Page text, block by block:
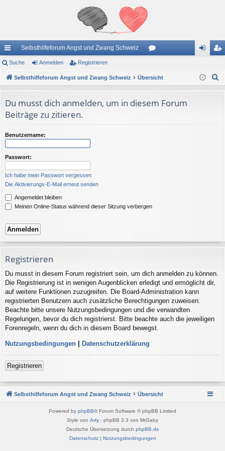
ch
ne
ug
Selbsthilfeforum Angst und Zwang Schweiz
en m ist
Suche Anmelden Registrieren
Selbsthilfeforum Angst und Zwang Schweiz Übersicht
Du musst dich anmelden, um in diesem Forum
Beiträge zu zitieren.
Benutzername:
Passwort:
Ich habe mein Passwort vergessen
Die Aktivierungs-E-Mail erneut senden
Angemeldet bleiben
Meinen Online-Status während dieser Sitzung verbergen
Registrieren
Du musst in diesem Forum registriert sein, um dich anmelden zu können.
Die Registrierung ist in wenigen Augenblicken erledigt und ermöglicht dir,
auf weitere Funktionen zuzugreifen. Die Board-Administration kann
registrierten Benutzern auch zusätzliche Berechtigungen zuweisen.
Beachte bitte unsere Nutzungsbedingungen und die verwandten
Regelungen, bevor du dich registrierst. Bitte beachte auch die jeweiligen
Forenregeln, wenn du dich in diesem Board bewegst.
Nutzungsbedingungen | Datenschutzerklärung
Registrieren
Selbsthilfeforum Angst und Zwang Schweiz Übersicht
Powered by phpBB® Forum Software © phpBB Limited
Style von Arty - phpBB 3.3 von MrGaby
Deutsche Übersetzung durch phpBB.de
Datenschutz| Nutzungsbedingungen